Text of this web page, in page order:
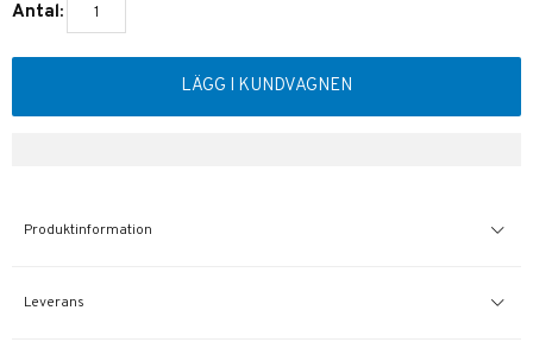
Antal:
LÄGG I KUNDVAGNEN
Produktinformation
Leverans